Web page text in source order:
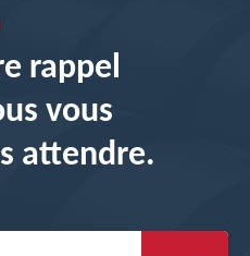
ainsi sa valeur à long
rappel
vous
attendre.